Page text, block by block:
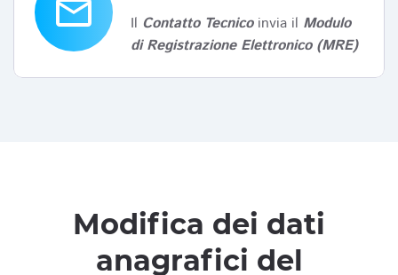
email Il Contatto Tecnicoinvia il Modulo
di Registrazione Elettronico (MRE)
Modifica dei dati
anagrafici del